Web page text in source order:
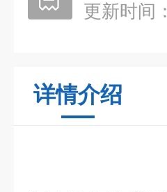
更新时间：
详情介绍